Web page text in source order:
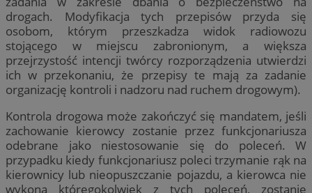
drogach. Modyfikacja tych przepisów przyda się
osobom, którym przeszkadza widok radiowozu
stojącego w miejscu zabronionym, a większa
przejrzystość intencji twórcy rozporządzenia utwierdzi
ich w przekonaniu, że przepisy te mają za zadanie
organizację kontroli i nadzoru nad ruchem drogowym).
Kontrola drogowa może zakończyć się mandatem, jeśli
zachowanie kierowcy zostanie przez funkcjonariusza
odebrane jako niestosowanie się do poleceń. W
przypadku kiedy funkcjonariusz poleci trzymanie rąk na
kierownicy lub nieopuszczanie pojazdu, a kierowca nie
wykona któregokolwiek z tych poleceń, zostanie